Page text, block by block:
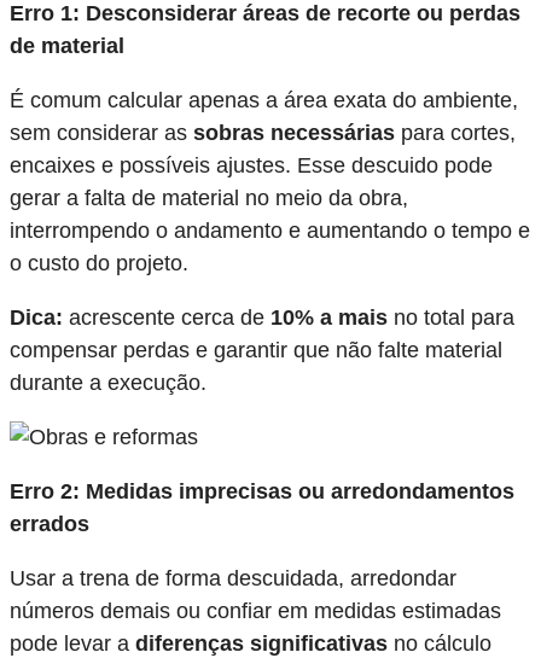
Erro 1: Desconsiderar áreas de recorte ou perdas
de material
É comum calcular apenas a área exata do ambiente,
sem considerar as sobras necessárias para cortes,
encaixes e possíveis ajustes. Esse descuido pode
gerar a falta de material no meio da obra,
interrompendo o andamento e aumentando o tempo e
o custo do projeto.
Dica: acrescente cerca de 10% a mais no total para
compensar perdas e garantir que não falte material
durante a execução.
Erro 2: Medidas imprecisas ou arredondamentos
errados
Usar a trena de forma descuidada, arredondar
números demais ou confiar em medidas estimadas
pode levar a diferenças significativas no cálculo